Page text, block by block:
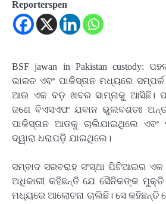
Reporterspen
BSF jawan in Pakistan custody:
ଭାରତ ଏବଂ ପାକିସ୍ତାନ ମଧ୍ୟରେ
ଆଉ ଏକ ବଡ଼ ଖବର ସାମ୍ନାକୁ ଆସିଛି।
ଜଣେ ବିଏସଏଫ ଯବାନ ଭୁଲବଶତଃ
ପାକିସ୍ତାନ ଆଡକୁ ଚାଲିଯାଇଥିଲେ ଏବଂ
ଦ୍ୱାରା ଧରାପଡ଼ି ଯାଇଥିଲେ।
ସମ୍ବାଦ ସରବରାହ ସଂସ୍ଥା ପିଟିଆଇର ଏକ
ଅଧିକାରୀ କହିଛନ୍ତି ଯେ ସୈନିକଙ୍କ ମୁକ୍ତି
ମଧ୍ୟରେ ଆଲୋଚନା ଚାଲିଛି। ସେ କହିଛନ୍ତି